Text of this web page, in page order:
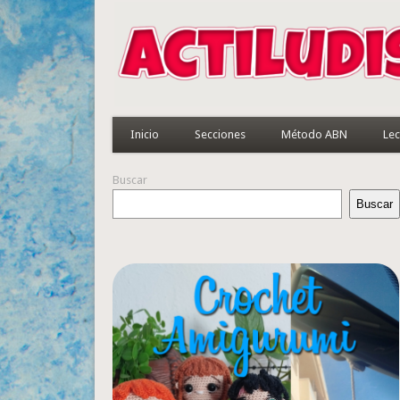
Inicio Secciones Método ABN
Buscar
Buscar